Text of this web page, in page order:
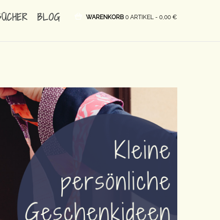
BLOG WARENKORB 0 ARTIKEL - 0,00 €